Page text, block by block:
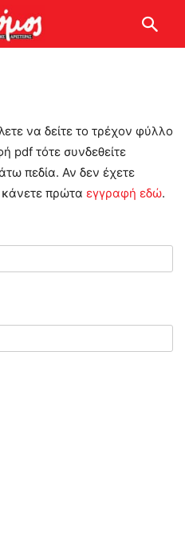
να δείτε το τρέχον φύλλο
pdf τότε συνδεθείτε
πεδία. Αν δεν έχετε
κάνετε πρώτα εγγραφή εδώ.